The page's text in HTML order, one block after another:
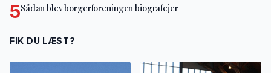
5Sådan blev borgerforeningen biografejer
FIK DU LÆST?